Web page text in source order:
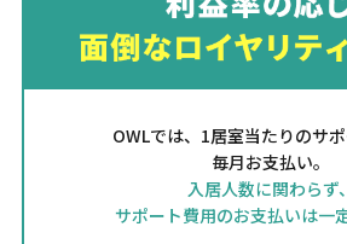
OWLでは、1居室当たりのサ
毎月お支払い。
入居人数に関わらず、
サポート費用のお支払いは一